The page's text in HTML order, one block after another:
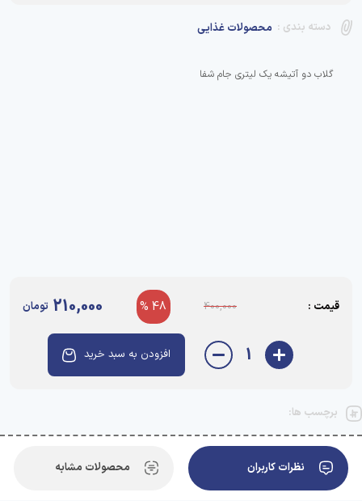
دسته بندی : محصولات غذایی
گلاب دو آتیشه یک لیتری جام شفا
قیمت : 400,000
48 %
210,000 تومان
1 افزودن به سبد خرید
برچسب ها:
نظرات کاربران محصولات مشابه